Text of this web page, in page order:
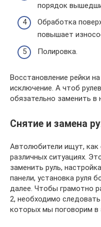
порядок
Обработка
повышает
Полировка.
Восстановление рейки
исключение. А чтоб
обязательно заменить в
Снятие и замена
Автолюбители ищут, как
различных ситуациях.
заменить руль,
панели, установка руля
далее. Чтобы грамотно
2, необходимо
которых мы поговорим в